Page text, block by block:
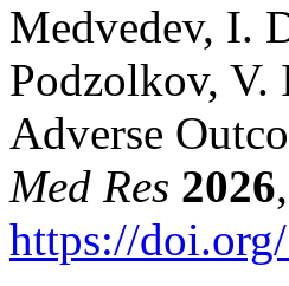
Medvedev, I.
Podzolkov,
Adverse
Med Res 2026,
https://